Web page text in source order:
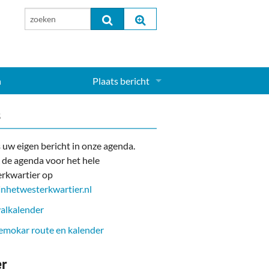
Plaats bericht
uw eigen bericht in onze agenda.
agenda voor het hele
op
route en kalender